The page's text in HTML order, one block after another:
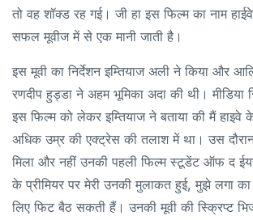
तो वह शॉक्ड रह गई। जी हा इस फिल्म का नाम
सफल मूवीज में से एक मानी जाती है।
इस मूवी का निर्देशन इम्तियाज अली ने किया और
रणदीप हुड्डा ने अहम भूमिका अदा की थी। मीडिया
इस फिल्म को लेकर इम्तियाज ने बताया की मैं
अधिक उम्र की एक्ट्रेस की तलाश में था। उस
मिला और नहीं उनकी पहली फिल्म स्टूडेंट ऑफ द
के प्रीमियर पर मेरी उनकी मुलाकत हुई, मुझे लगा
लिए फिट बैठ सकती हैं। उनकी मूवी की स्क्रिप्ट